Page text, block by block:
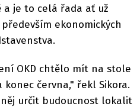
a je to celá řada ať už
ekonomických
OKD chtělo mít na stole
června," řekl Sikora.
určit budoucnost lokalit